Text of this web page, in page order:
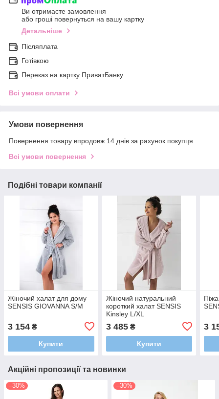
Ви отримаєте замовлення
або гроші повернуться на вашу картку
Детальніше
Післяплата
Готівкою
Переказ на картку ПриватБанку
Всі умови оплати
Умови повернення
Повернення товару впродовж 14 днів за рахунок покупця
Всі умови повернення
Подібні товари компанії
Жіночий халат для дому
SENSIS GIOVANNA S/M
3 154 ₴
Купити
Жіночий натуральний
короткий халат SENSIS
Kinsley L/XL
3 485₴
Купити
3
Акційні пропозиції та новинки
–30% –30%